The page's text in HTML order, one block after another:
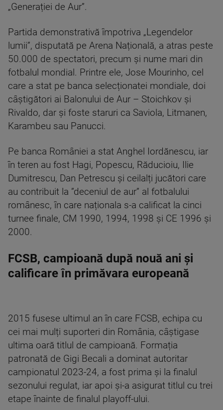
„Generației de Aur”.
Partida demonstrativă împotriva „Legendelor
lumii”, disputată pe Arena Națională, a atras peste
50.000 de spectatori, precum și nume mari din
fotbalul mondial. Printre ele, Jose Mourinho, cel
care a stat pe banca selecționatei mondiale, doi
câștigători ai Balonului de Aur – Stoichkov și
Rivaldo, dar și foste staruri ca Saviola, Litmanen,
Karambeu sau Panucci.
Pe banca României a stat Anghel Iordănescu, iar
în teren au fost Hagi, Popescu, Răducioiu, Ilie
Dumitrescu, Dan Petrescu și ceilalți jucători care
au contribuit la ”deceniul de aur” al fotbalului
românesc, în care naționala s-a calificat la cinci
turnee finale, CM 1990, 1994, 1998 și CE 1996 și
2000.
FCSB, campioană după nouă ani și
calificare în primăvara europeană
2015 fusese ultimul an în care FCSB, echipa cu
cei mai mulți suporteri din România, câștigase
ultima oară titlul de campioană. Formația
patronată de Gigi Becali a dominat autoritar
campionatul 2023-24, a fost prima și la finalul
sezonului regulat, iar apoi și-a asigurat titlul cu trei
etape înainte de finalul playoff-ului.